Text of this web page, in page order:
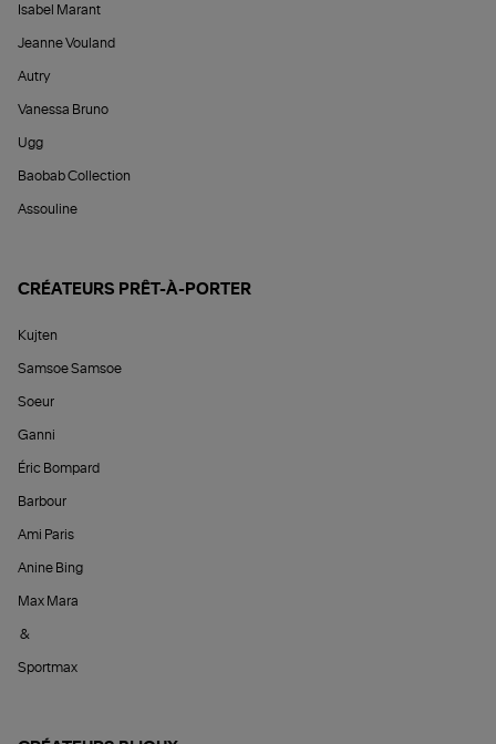
Isabel Marant
Jeanne Vouland
Autry
Vanessa Bruno
Ugg
Baobab Collection
Assouline
CRÉATEURS PRÊT-À-PORTER
Kujten
Samsoe Samsoe
Soeur
Ganni
Éric Bompard
Barbour
Ami Paris
Anine Bing
Max Mara
&
Sportmax